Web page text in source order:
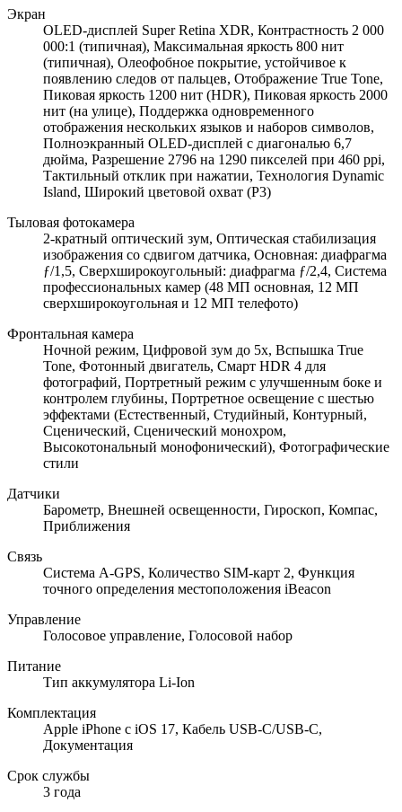
Экран
OLED-дисплей Super Retina XDR, Контрастность 2 000
000:1 (типичная), Максимальная яркость 800 нит
(типичная), Олеофобное покрытие, устойчивое к
появлению следов от пальцев, Отображение True Tone,
Пиковая яркость 1200 нит (HDR), Пиковая яркость 2000
нит (на улице), Поддержка одновременного
отображения нескольких языков и наборов символов,
Полноэкранный OLED‑дисплей с диагональю 6,7
дюйма, Разрешение 2796 на 1290 пикселей при 460 ppi,
Тактильный отклик при нажатии, Технология Dynamic
Island, Широкий цветовой охват (P3)
Тыловая фотокамера
2-кратный оптический зум, Оптическая стабилизация
изображения со сдвигом датчика, Основная: диафрагма
ƒ/1,5, Сверхширокоугольный: диафрагма ƒ/2,4, Система
профессиональных камер (48 МП основная, 12 МП
сверхширокоугольная и 12 МП телефото)
Фронтальная камера
Ночной режим, Цифровой зум до 5x, Вспышка True
Tone, Фотонный двигатель, Смарт HDR 4 для
фотографий, Портретный режим с улучшенным боке и
контролем глубины, Портретное освещение с шестью
эффектами (Естественный, Студийный, Контурный,
Сценический, Сценический монохром,
Высокотональный монофонический), Фотографические
стили
Датчики
Барометр, Внешней освещенности, Гироскоп, Компас,
Приближения
Связь
Cистема A-GPS, Количество SIM-карт 2, Функция
точного определения местоположения iBeacon
Управление
Голосовое управление, Голосовой набор
Питание
Тип аккумулятора Li-Ion
Комплектация
Apple iPhone с iOS 17, Кабель USB‑C/USB‑C,
Документация
Срок службы
3 года